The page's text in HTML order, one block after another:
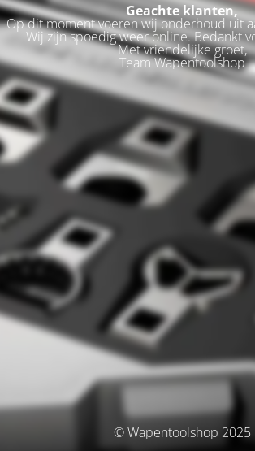
Geachte klanten,
Op dit moment voeren wij onderhoud uit
Wij zijn spoedig weer online. Bedankt
Met vriendelijke groet,
Team Wapentoolshop
© Wapentoolshop 2025